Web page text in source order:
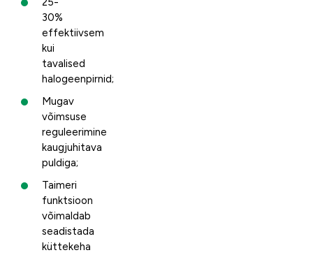
30%
effektiivsem
kui
tavalised
halogeenpirnid;
Mugav
võimsuse
reguleerimine
kaugjuhitava
puldiga;
Taimeri
funktsioon
võimaldab
seadistada
küttekeha